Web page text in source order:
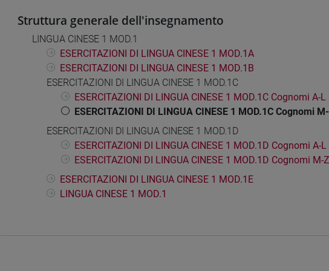
Struttura generale dell'insegnamento
LINGUA CINESE 1 MOD.1
ESERCITAZIONI DI LINGUA CINESE 1 MOD.1A
ESERCITAZIONI DI LINGUA CINESE 1 MOD.1B
ESERCITAZIONI DI LINGUA CINESE 1 MOD.1C
ESERCITAZIONI DI LINGUA CINESE 1 MOD.1C Cognomi A-L
ESERCITAZIONI DI LINGUA CINESE 1 MOD.1C Cognomi
ESERCITAZIONI DI LINGUA CINESE 1 MOD.1D
ESERCITAZIONI DI LINGUA CINESE 1 MOD.1D Cognomi A-L
ESERCITAZIONI DI LINGUA CINESE 1 MOD.1D Cognomi M-Z
ESERCITAZIONI DI LINGUA CINESE 1 MOD.1E
LINGUA CINESE 1 MOD.1